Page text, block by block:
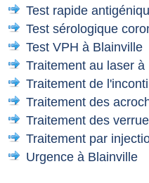
Test rapide
Test sérologique
Test VPH à Blainville
Traitement au laser à
Traitement de
Traitement des
Traitement des
Traitement par
Urgence à Blainville